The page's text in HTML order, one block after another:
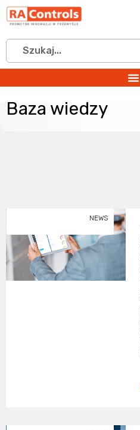
Baza wiedzy
NEWS